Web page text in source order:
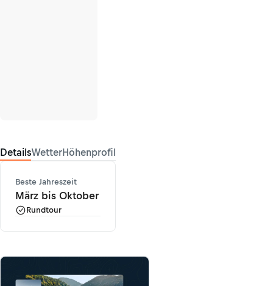
DetailsWetterHöhenprofil
Beste Jahreszeit
März bis Oktober
Rundtour